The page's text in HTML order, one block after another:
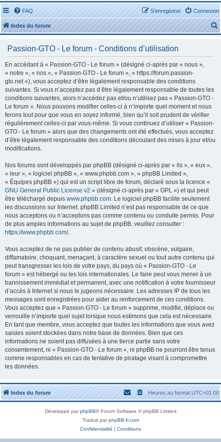
FAQ Connexion
S’enregistrer
Index du forum
e
Passion-GTO - Le forum - Conditions d’utilisation
En accédant à « Passion-GTO - Le forum » (désigné ci-après par « nous »,
« notre », « nos », « Passion-GTO - Le forum », « https://forum.passion-
gto.net »), vous acceptez d’être légalement responsable des conditions
suivantes. Si vous n’acceptez pas d’être légalement responsable de toutes les
conditions suivantes, alors n’accédez pas et/ou n’utilisez pas « Passion-GTO -
Le forum ». Nous pouvons modifier celles-ci à n’importe quel moment et nous
ferons tout pour que vous en soyez informé, bien qu’il soit prudent de vérifier
régulièrement celles-ci par vous-même. Si vous continuez d’utiliser « Passion-
GTO - Le forum » alors que des changements ont été effectués, vous acceptez
d’être légalement responsable des conditions découlant des mises à jour et/ou
modifications.
Nos forums sont développés par phpBB (désigné ci-après par « ils », « eux »,
« leur », « logiciel phpBB », « www.phpbb.com », « phpBB Limited »,
« Équipes phpBB ») qui est un script libre de forum, déclaré sous la licence «
GNU General Public License v2 » (désigné ci-après par « GPL ») et qui peut
être téléchargé depuis www.phpbb.com. Le logiciel phpBB facilite seulement
les discussions sur Internet. phpBB Limited n’est pas responsable de ce que
nous acceptons ou n’acceptons pas comme contenu ou conduite permis. Pour
de plus amples informations au sujet de phpBB, veuillez consulter :
https://www.phpbb.com/.
Vous acceptez de ne pas publier de contenu abusif, obscène, vulgaire,
diffamatoire, choquant, menaçant, à caractère sexuel ou tout autre contenu qui
peut transgresser les lois de votre pays, du pays où « Passion-GTO - Le
forum » est hébergé ou les lois internationales. Le faire peut vous mener à un
bannissement immédiat et permanent, avec une notification à votre fournisseur
d’accès à Internet si nous le jugeons nécessaire. Les adresses IP de tous les
messages sont enregistrées pour aider au renforcement de ces conditions.
Vous acceptez que « Passion-GTO - Le forum » supprime, modifie, déplace ou
verrouille n’importe quel sujet lorsque nous estimons que cela est nécessaire.
En tant que membre, vous acceptez que toutes les informations que vous avez
saisies soient stockées dans notre base de données. Bien que ces
informations ne soient pas diffusées à une tierce partie sans votre
consentement, ni « Passion-GTO - Le forum », ni phpBB ne pourront être tenus
comme responsables en cas de tentative de piratage visant à compromettre
les données.
Index du forum Heures au formatUTC+01:00
Développé parphpBB® Forum Software © phpBB Limited
Traduit parphpBB-fr.com
Confidentialité | Conditions